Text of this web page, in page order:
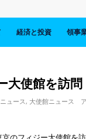
経済と投資 領事
大使館を訪問
ュース, 大使館ニュース